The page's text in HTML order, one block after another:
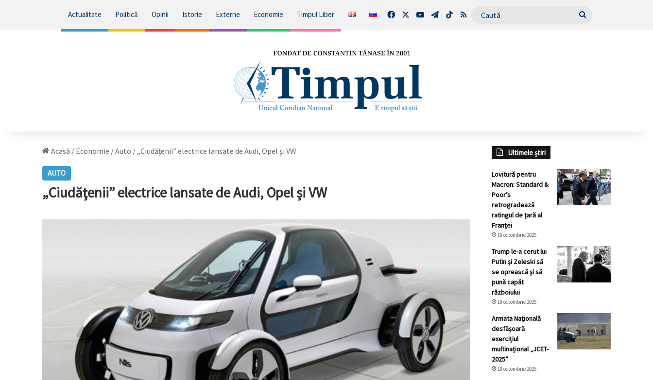
Actualitate Politică Opinii Istorie Externe Economie Timpul Liber FacebookYouTubeTelegram
TikTokRSS Caută
Acasă / Economie /Auto / „Ciudăţenii” electrice lansate de Audi, Opel şi VW
AUTO
„Ciudăţenii” electrice lansate de Audi, Opel şi VW
Ultimele știri
Lovitură pentru
Macron: Standard &
Poor’s
retrogradează
ratingul de țară al
Franței
18 octombrie 2025
Trump le-a cerut lui
Putin și Zeleski să
se oprească și să
pună capăt
războiului
18 octombrie 2025
Armata Națională
desfășoară
exercițiul
multinațional „JCET-
2025”
18 octombrie 2025